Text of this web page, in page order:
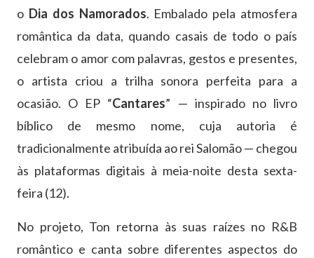
o Dia dos Namorados. Embalado pela atmosfera
romântica da data, quando casais de todo o país
celebram o amor com palavras, gestos e presentes,
o artista criou a trilha sonora perfeita para a
ocasião. O EP “Cantares” — inspirado no livro
bíblico de mesmo nome, cuja autoria é
tradicionalmente atribuída ao rei Salomão — chegou
às plataformas digitais à meia-noite desta sexta-
feira (12).
No projeto, Ton retorna às suas raízes no R&B
romântico e canta sobre diferentes aspectos do